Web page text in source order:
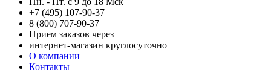
+7 (495) 107-90-37
8 (800) 707-90-37
Прием заказов через
интернет-магазин круглосуточно
О компании
Контакты